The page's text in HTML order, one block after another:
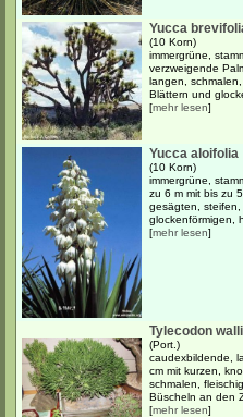
Yucca
(10 Korn)
immergrüne,
verzweigende
langen,
Blättern und
[mehr lesen]
Yucca aloifolia
(10 Korn)
immergrüne,
zu 6 m mit bis zu
gesägten,
glockenförmigen,
[mehr lesen]
Tylecodon
(Port.)
caudexbildende,
cm mit kurzen,
schmalen,
Büscheln an den
[mehr lesen]